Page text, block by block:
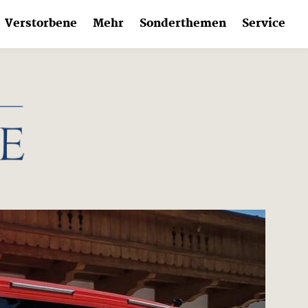
Verstorbene Mehr Sonderthemen Service